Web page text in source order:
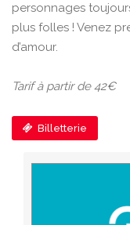
personnages
plus folles ! Venez
d’amour.
Tarif à partir de 42€
Billetterie